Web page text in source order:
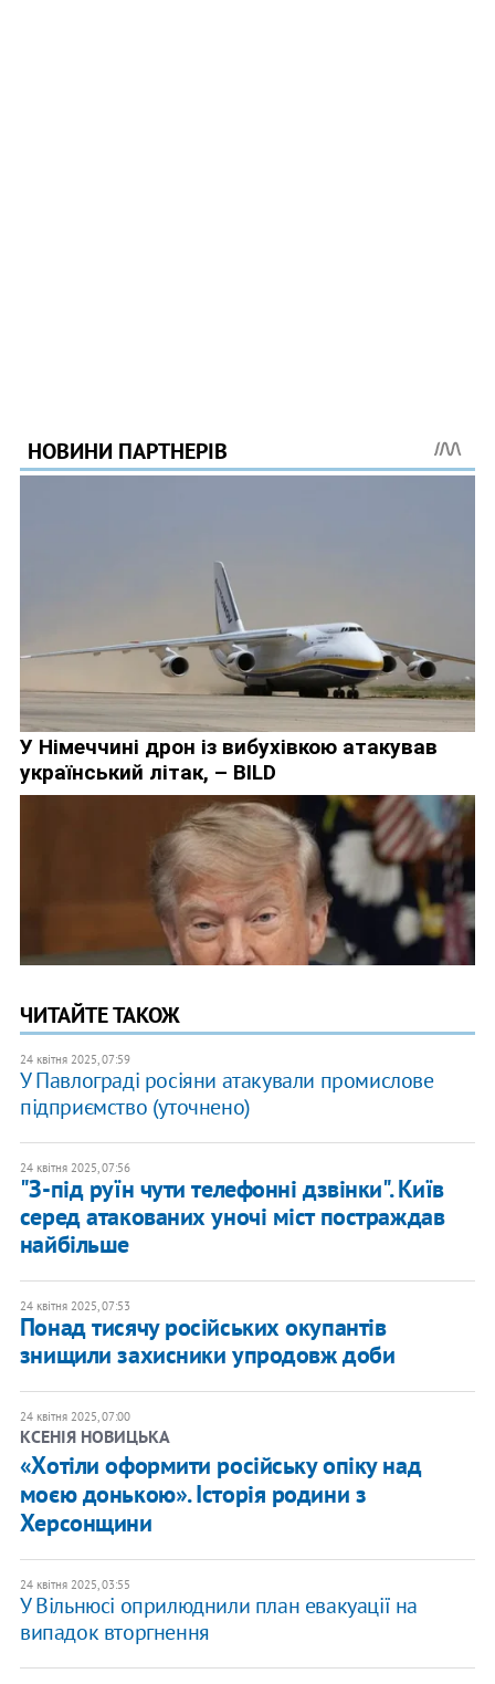
ЧИТАЙТЕ ТАКОЖ
24 квітня 2025, 07:59
У Павлограді росіяни атакували промислове
підприємство (уточнено)
24 квітня 2025, 07:56
"З-під руїн чути телефонні дзвінки". Київ
серед атакованих уночі міст постраждав
найбільше
24 квітня 2025, 07:53
​Понад тисячу російських окупантів
знищили захисники упродовж доби
24 квітня 2025, 07:00
КСЕНІЯ НОВИЦЬКА
«Хотіли оформити російську опіку над
моєю донькою». Історія родини з
Херсонщини
24 квітня 2025, 03:55
У Вільнюсі оприлюднили план евакуації на
випадок вторгнення